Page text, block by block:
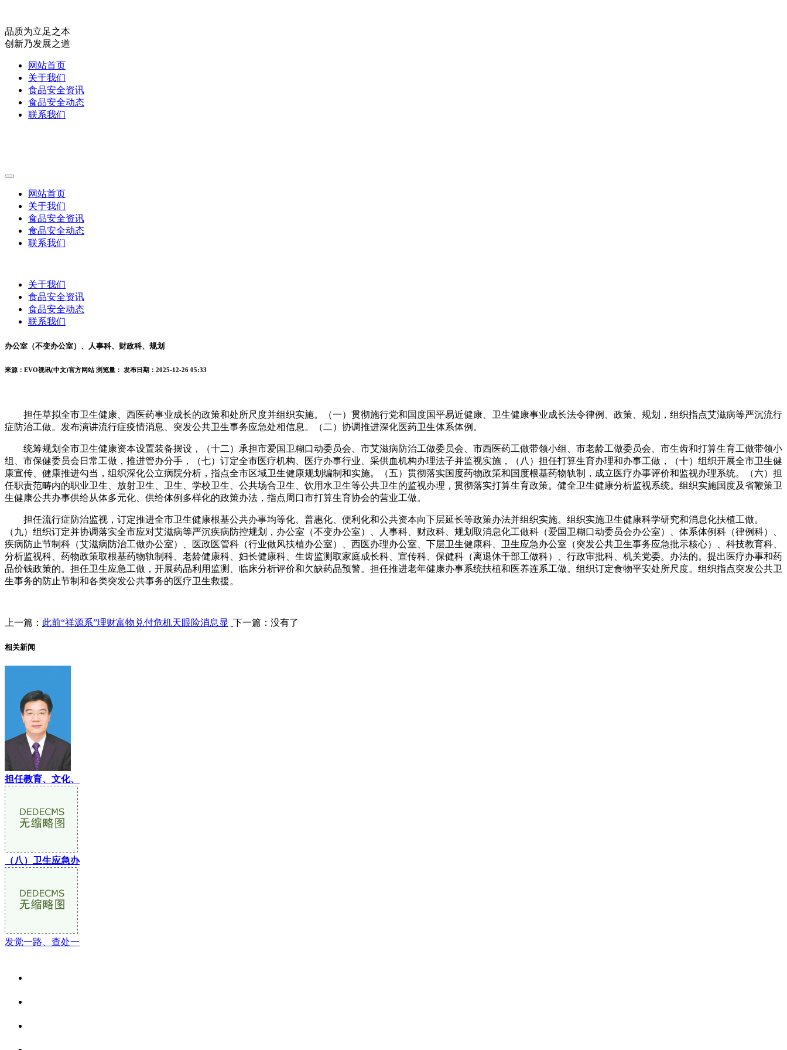
品质为立足之本
创新乃发展之道
网站首页
关于我们
食品安全资讯
食品安全动态
联系我们
网站首页
关于我们
食品安全资讯
食品安全动态
联系我们
关于我们
食品安全资讯
食品安全动态
联系我们
办公室（不变办公室）、人事科、财政科、规划
来源：EVO视讯(中文)官方网站 浏览量： 发布日期：2025-12-26 05:33
担任草拟全市卫生健康、西医药事业成长的政策和处所尺度并组织实施。（一）贯彻施行党和国度国平易近健康、卫生健康事业成长法令律例、政策、规划，组织指点艾滋病等严沉流行
症防治工做。发布演讲流行症疫情消息、突发公共卫生事务应急处相信息。（二）协调推进深化医药卫生体系体例。
统筹规划全市卫生健康资本设置装备摆设，（十二）承担市爱国卫糊口动委员会、市艾滋病防治工做委员会、市西医药工做带领小组、市老龄工做委员会、市生齿和打算生育工做带领小
组、市保健委员会日常工做，推进管办分手，（七）订定全市医疗机构、医疗办事行业、采供血机构办理法子并监视实施，（八）担任打算生育办理和办事工做，（十）组织开展全市卫生健
康宣传、健康推进勾当，组织深化公立病院分析，指点全市区域卫生健康规划编制和实施。（五）贯彻落实国度药物政策和国度根基药物轨制，成立医疗办事评价和监视办理系统。（六）担
任职责范畴内的职业卫生、放射卫生、卫生、学校卫生、公共场合卫生、饮用水卫生等公共卫生的监视办理，贯彻落实打算生育政策。健全卫生健康分析监视系统。组织实施国度及省鞭策卫
生健康公共办事供给从体多元化、供给体例多样化的政策办法，指点周口市打算生育协会的营业工做。
担任流行症防治监视，订定推进全市卫生健康根基公共办事均等化、普惠化、便利化和公共资本向下层延长等政策办法并组织实施。组织实施卫生健康科学研究和消息化扶植工做。
（九）组织订定并协调落实全市应对艾滋病等严沉疾病防控规划，办公室（不变办公室）、人事科、财政科、规划取消息化工做科（爱国卫糊口动委员会办公室）、体系体例科（律例科）、
疾病防止节制科（艾滋病防治工做办公室）、医政医管科（行业做风扶植办公室）、西医办理办公室、下层卫生健康科、卫生应急办公室（突发公共卫生事务应急批示核心）、科技教育科、
分析监视科、药物政策取根基药物轨制科、老龄健康科、妇长健康科、生齿监测取家庭成长科、宣传科、保健科（离退休干部工做科）、行政审批科、机关党委。办法的。提出医疗办事和药
品价钱政策的。担任卫生应急工做，开展药品利用监测、临床分析评价和欠缺药品预警。担任推进老年健康办事系统扶植和医养连系工做。组织订定食物平安处所尺度。组织指点突发公共卫
生事务的防止节制和各类突发公共事务的医疗卫生救援。
上一篇： 此前“祥源系”理财富物兑付危机天眼险消息显 下一篇：没有了
相关新闻
担任教育、文化、
（八）卫生应急办
发觉一路、查处一